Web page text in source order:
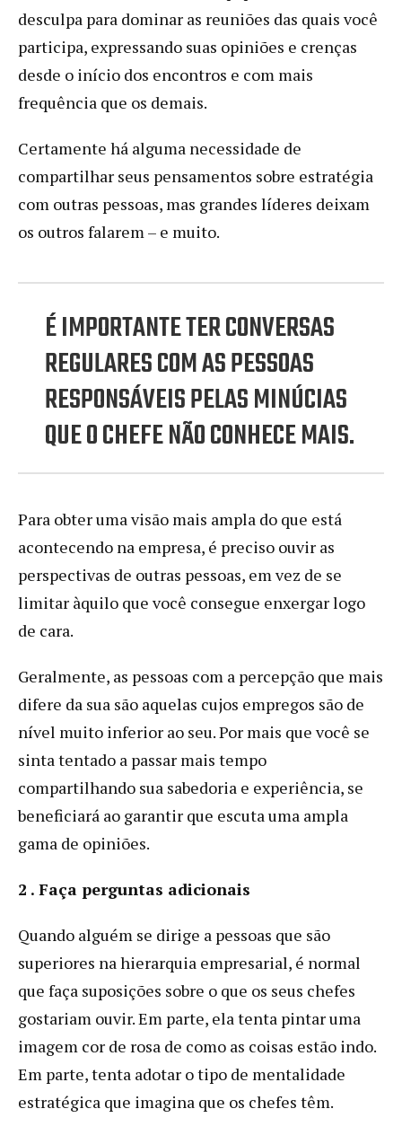
desculpa para dominar as reuniões das quais você
participa, expressando suas opiniões e crenças
desde o início dos encontros e com mais
frequência que os demais.
Certamente há alguma necessidade de
compartilhar seus pensamentos sobre estratégia
com outras pessoas, mas grandes líderes deixam
os outros falarem – e muito.
É IMPORTANTE TER CONVERSAS
REGULARES COM AS PESSOAS
RESPONSÁVEIS PELAS MINÚCIAS
QUE O CHEFE NÃO CONHECE MAIS.
Para obter uma visão mais ampla do que está
acontecendo na empresa, é preciso ouvir as
perspectivas de outras pessoas, em vez de se
limitar àquilo que você consegue enxergar logo
de cara.
Geralmente, as pessoas com a percepção que mais
difere da sua são aquelas cujos empregos são de
nível muito inferior ao seu. Por mais que você se
sinta tentado a passar mais tempo
compartilhando sua sabedoria e experiência, se
beneficiará ao garantir que escuta uma ampla
gama de opiniões.
2 . Faça perguntas adicionais
Quando alguém se dirige a pessoas que são
superiores na hierarquia empresarial, é normal
que faça suposições sobre o que os seus chefes
gostariam ouvir. Em parte, ela tenta pintar uma
imagem cor de rosa de como as coisas estão indo.
Em parte, tenta adotar o tipo de mentalidade
estratégica que imagina que os chefes têm.